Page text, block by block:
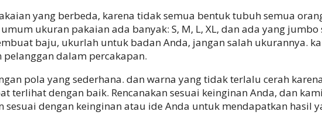
yang berbeda, karena tidak semua bentuk tubuh semua
ukuran pakaian ada banyak: S, M, L, XL, dan ada yang
baju, ukurlah untuk badan Anda, jangan salah ukurannya.
dalam percakapan.
pola yang sederhana. dan warna yang tidak terlalu cerah
terlihat dengan baik. Rencanakan sesuai keinginan Anda, dan
sesuai dengan keinginan atau ide Anda untuk mendapatkan hasil